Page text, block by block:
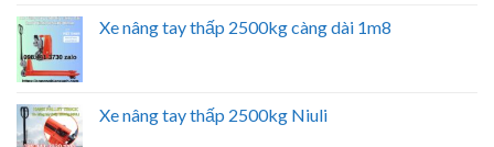
Xe nâng tay thấp 2500kg càng dài 1m8
Xe nâng tay thấp 2500kg Niuli